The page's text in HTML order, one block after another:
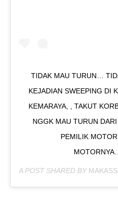
TIDAK MAU TURUN…
KEJADIAN SWEEPING DI
KEMARAYA, , TAKUT
NGGK MAU TURUN
PEMILIK
A POST SHARED BY